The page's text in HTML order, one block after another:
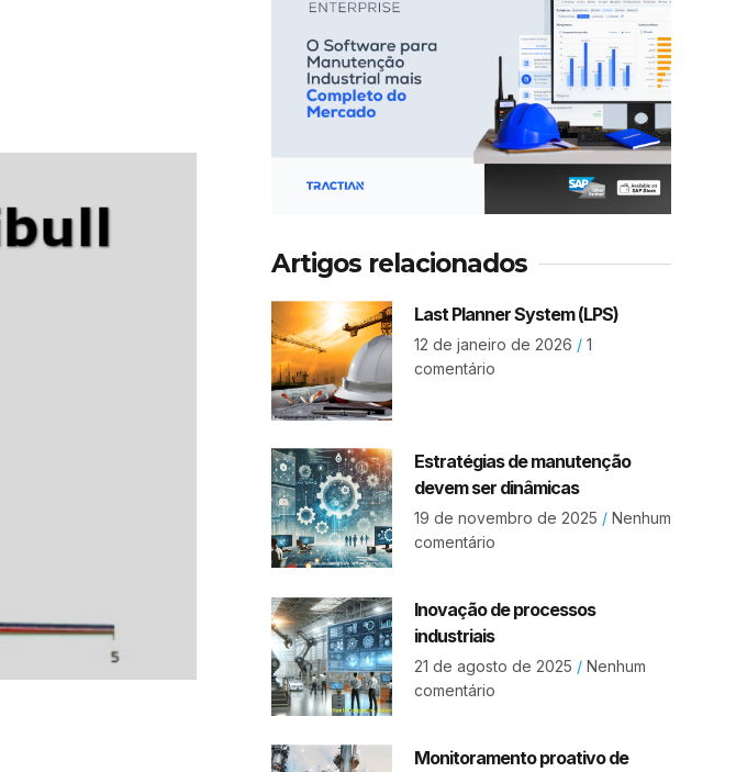
Artigos relacionados
Last Planner System (LPS)
12 de janeiro de 2026 1
comentário
Estratégias de manutenção
devem ser dinâmicas
19 de novembro de 2025 Nenhum
comentário
Inovação de processos
industriais
21 de agosto de 2025 Nenhum
comentário
Monitoramento proativo de